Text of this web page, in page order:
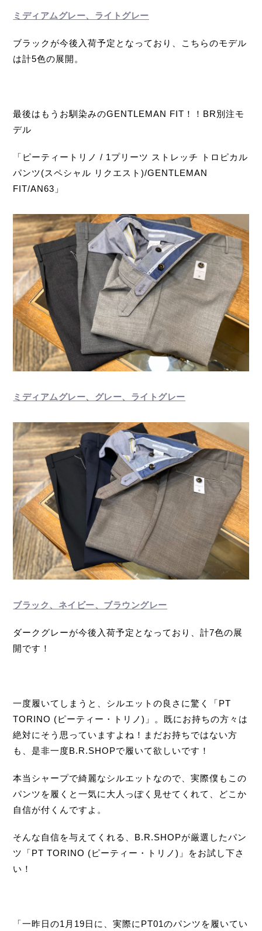
ミディアムグレー、ライトグレー
ブラックが今後入荷予定となっており、こちらのモデル
は計5色の展開。
最後はもうお馴染みのGENTLEMAN FIT！！BR別注モ
デル
「ピーティートリノ / 1プリーツ ストレッチ トロピカル
パンツ(スペシャル リクエスト)/GENTLEMAN
FIT/AN63」
ミディアムグレー、グレー、ライトグレー
ブラック、ネイビー、ブラウングレー
ダークグレーが今後入荷予定となっており、計7色の展
開です！
一度履いてしまうと、シルエットの良さに驚く「PT
TORINO (ピーティー・トリノ)」。既にお持ちの方々は
絶対にそう思っていますよね！まだお持ちではない方
も、是非一度B.R.SHOPで履いて欲しいです！
本当シャープで綺麗なシルエットなので、実際僕もこの
パンツを履くと一気に大人っぽく見せてくれて、どこか
自信が付くんですよ。
そんな自信を与えてくれる、B.R.SHOPが厳選したパン
ツ「PT TORINO (ピーティー・トリノ)」をお試し下さ
い！
「一昨日の1月19日に、実際にPT01のパンツを履いてい